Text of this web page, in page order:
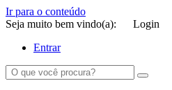
Ir para o conteúdo
Seja muito bem vindo(a):
Login
Entrar